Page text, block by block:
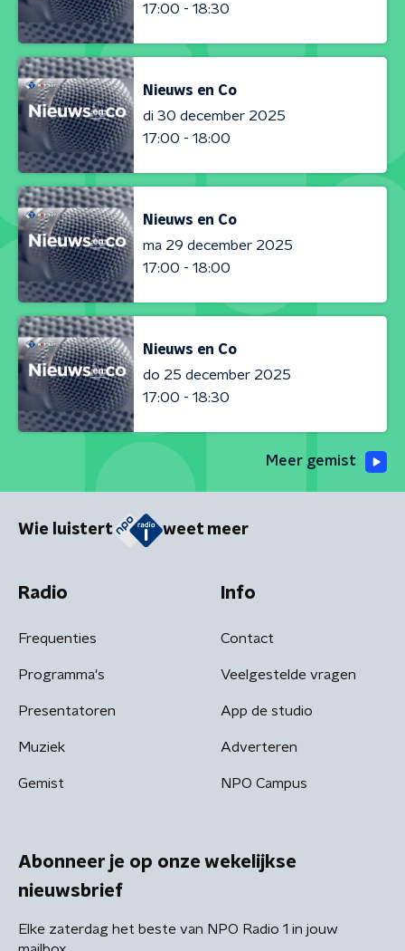
17:00 - 18:30
Nieuws en Co
di 30 december 2025
17:00 - 18:00
Nieuws en Co
ma 29 december 2025
17:00 - 18:00
Nieuws en Co
do 25 december 2025
17:00 - 18:30
Meer gemist
Wie luistert weet meer
Radio
Frequenties
Programma's
Presentatoren
Muziek
Gemist
Info
Contact
Veelgestelde vragen
App de studio
Adverteren
NPO Campus
Abonneer je op onze wekelijkse
nieuwsbrief
Elke zaterdag het beste van NPO Radio 1 in jouw